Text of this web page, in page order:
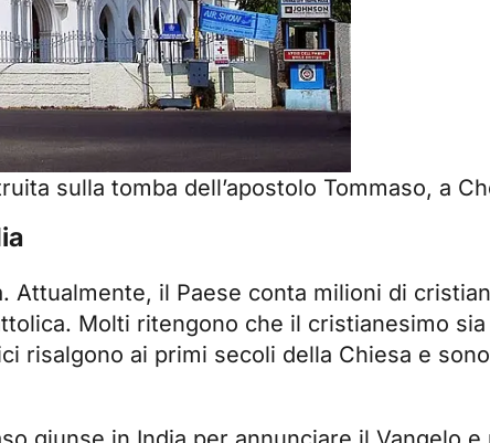
sulla tomba dell’apostolo Tommaso, a
Attualmente, il Paese conta milioni di
Molti ritengono che il cristianesimo
risalgono ai primi secoli della Chiesa e